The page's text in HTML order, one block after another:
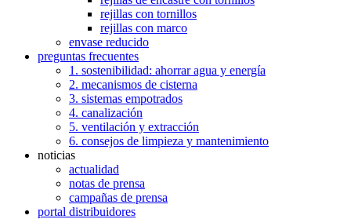
rejillas con tornillos
rejillas con marco
envase reducido
preguntas frecuentes
1. sostenibilidad: ahorrar agua y energía
2. mecanismos de cisterna
3. sistemas empotrados
4. canalización
5. ventilación y extracción
6. consejos de limpieza y mantenimiento
noticias
actualidad
notas de prensa
campañas de prensa
portal distribuidores